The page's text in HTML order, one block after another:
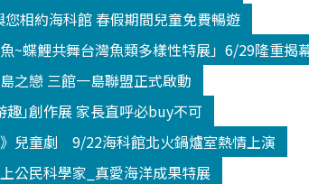
您相約海科館 春假期間兒童免費暢遊
~蝶鯉共舞台灣魚類多樣性特展」6/29隆重揭
之戀 三館一島聯盟正式啟動
趣｣創作展 家長直呼必buy不可
》兒童劇 9/22海科館北火鍋爐室熱情上演
公民科學家_真愛海洋成果特展